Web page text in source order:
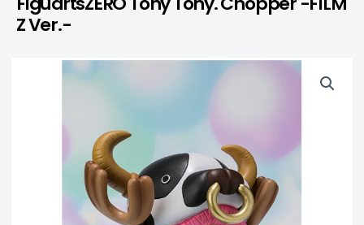
Z Ver.-